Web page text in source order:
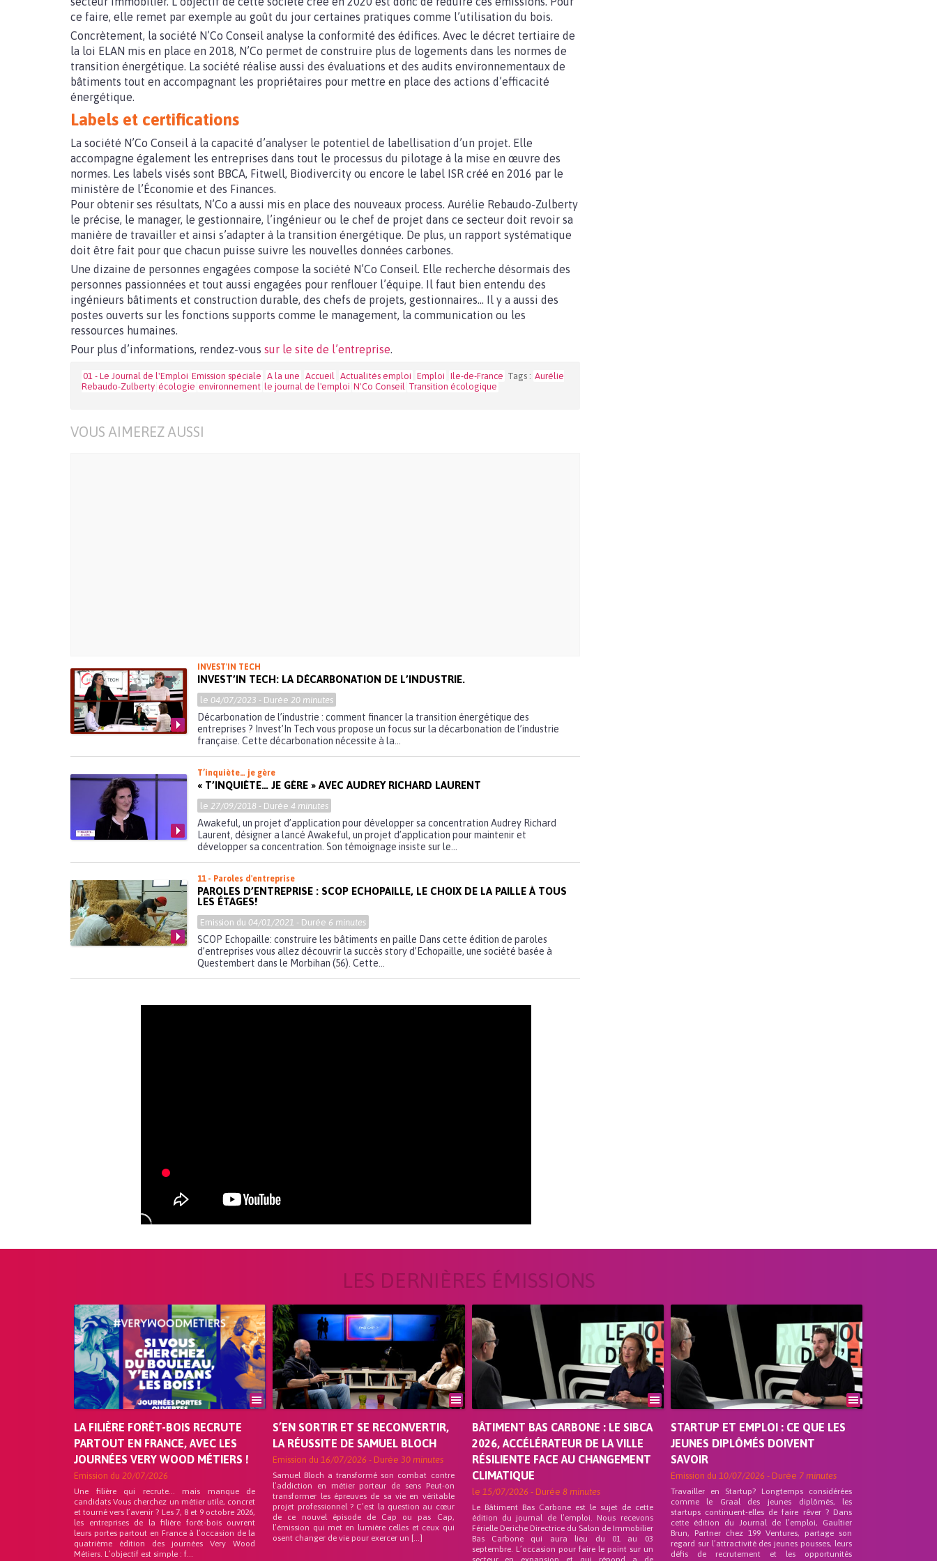
ce faire, elle remet par exemple au goût du jour certaines pratiques comme l’utilisation du bois.
Concrètement, la société N’Co Conseil analyse la conformité des édifices. Avec le décret tertiaire de
la loi ELAN mis en place en 2018, N’Co permet de construire plus de logements dans les normes de
transition énergétique. La société réalise aussi des évaluations et des audits environnementaux de
bâtiments tout en accompagnant les propriétaires pour mettre en place des actions d’efficacité
énergétique.
Labels et certifications
La société N’Co Conseil à la capacité d’analyser le potentiel de labellisation d’un projet. Elle
accompagne également les entreprises dans tout le processus du pilotage à la mise en œuvre des
normes. Les labels visés sont BBCA, Fitwell, Biodivercity ou encore le label ISR créé en 2016 par le
ministère de l’Économie et des Finances.
Pour obtenir ses résultats, N’Co a aussi mis en place des nouveaux process. Aurélie Rebaudo-Zulberty
le précise, le manager, le gestionnaire, l’ingénieur ou le chef de projet dans ce secteur doit revoir sa
manière de travailler et ainsi s’adapter à la transition énergétique. De plus, un rapport systématique
doit être fait pour que chacun puisse suivre les nouvelles données carbones.
Une dizaine de personnes engagées compose la société N’Co Conseil. Elle recherche désormais des
personnes passionnées et tout aussi engagées pour renflouer l’équipe. Il faut bien entendu des
ingénieurs bâtiments et construction durable, des chefs de projets, gestionnaires… Il y a aussi des
postes ouverts sur les fonctions supports comme le management, la communication ou les
ressources humaines.
Pour plus d’informations, rendez-vous sur le site de l’entreprise.
01 - Le Journal de l'Emploi Emission spéciale A la une Accueil Actualités emploi Emploi Ile-de-France Tags : Aurélie
Rebaudo-Zulberty écologie environnement le journal de l'emploi N'Co Conseil Transition écologique
VOUS AIMEREZ AUSSI
INVEST'IN TECH
INVEST’IN TECH: LA DÉCARBONATION DE L’INDUSTRIE.
le 04/07/2023 - Durée20 minutes
Décarbonation de l’industrie : comment financer la transition énergétique des
entreprises ? Invest’In Tech vous propose un focus sur la décarbonation de l’industrie
française. Cette décarbonation nécessite à la...
T’inquiète… je gère
« T’INQUIÈTE… JE GÈRE » AVEC AUDREY RICHARD LAURENT
le27/09/2018 - Durée4 minutes
Awakeful, un projet d’application pour développer sa concentration Audrey Richard
Laurent, désigner a lancé Awakeful, un projet d’application pour maintenir et
développer sa concentration. Son témoignage insiste sur le...
11 - Paroles d'entreprise
PAROLES D’ENTREPRISE : SCOP ECHOPAILLE, LE CHOIX DE LA PAILLE À TOUS
LES ÉTAGES!
Emission du 04/01/2021 - Durée 6 minutes
SCOP Echopaille: construire les bâtiments en paille Dans cette édition de paroles
d’entreprises vous allez découvrir la succès story d’Echopaille, une société basée à
Questembert dans le Morbihan (56). Cette...
LES DERNIÈRES ÉMISSIONS
LA FILIÈRE FORÊT-BOIS RECRUTE
PARTOUT EN FRANCE, AVEC LES
JOURNÉES VERY WOOD MÉTIERS !
Emission du 20/07/2026
Une filière qui recrute… mais manque de
candidats Vous cherchez un métier utile, concret
et tourné vers l’avenir ? Les 7, 8 et 9 octobre 2026,
les entreprises de la filière forêt-bois ouvrent
leurs portes partout en France à l’occasion de la
quatrième édition des journées Very Wood
Métiers. L’objectif est simple : f...
S’EN SORTIR ET SE RECONVERTIR,
LA RÉUSSITE DE SAMUEL BLOCH
Emission du16/07/2026 - Durée30 minutes
Samuel Bloch a transformé son combat contre
l’addiction en métier porteur de sens Peut-on
transformer les épreuves de sa vie en véritable
projet professionnel ? C’est la question au cœur
de ce nouvel épisode de Cap ou pas Cap,
l’émission qui met en lumière celles et ceux qui
osent changer de vie pour exercer un […]
BÂTIMENT BAS CARBONE : LE SIBCA
2026, ACCÉLÉRATEUR DE LA VILLE
RÉSILIENTE FACE AU CHANGEMENT
CLIMATIQUE
le 15/07/2026 - Durée 8 minutes
Le Bâtiment Bas Carbone est le sujet de cette
édition du journal de l’emploi. Nous recevons
Férielle Deriche Directrice du Salon de Immobilier
Bas Carbone qui aura lieu du 01 au 03
septembre. L’occasion pour faire le point sur un
STARTUP ET EMPLOI : CE QUE LES
JEUNES DIPLÔMÉS DOIVENT
SAVOIR
Emission du 10/07/2026 - Durée 7 minutes
Travailler en Startup? Longtemps considérées
comme le Graal des jeunes diplômés, les
startups continuent-elles de faire rêver ? Dans
cette édition du Journal de l’emploi, Gaultier
Brun, Partner chez 199 Ventures, partage son
regard sur l’attractivité des jeunes pousses, leurs
défis de recrutement et les opportunités